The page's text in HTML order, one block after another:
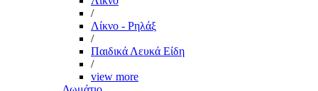
/
Λίκνο - Ρηλάξ
/
Παιδικά Λευκά Είδη
/
view more